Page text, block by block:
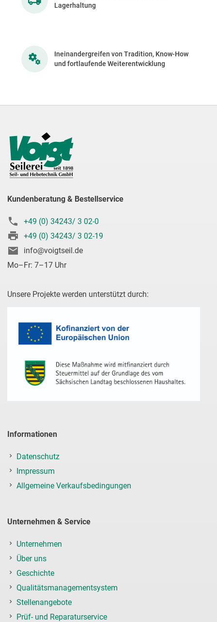
Lagerhaltung
Ineinandergreifen von Tradition, Know-How
und fortlaufende Weiterentwicklung
Kundenberatung & Bestellservice
+49 (0) 34243/ 3 02-0
+49 (0) 34243/ 3 02-19
info@voigtseil.de
Mo–Fr: 7–17 Uhr
Unsere Projekte werden unterstützt durch:
Informationen
Datenschutz
Impressum
Allgemeine Verkaufsbedingungen
Unternehmen & Service
Unternehmen
Über uns
Geschichte
Qualitätsmanagementsystem
Stellenangebote
Prüf- und Reparaturservice